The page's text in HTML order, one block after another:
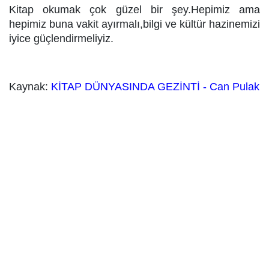
Kitap okumak çok güzel bir şey.Hepimiz ama
hepimiz buna vakit ayırmalı,bilgi ve kültür hazinemizi
iyice güçlendirmeliyiz.
Kaynak: KİTAP DÜNYASINDA GEZİNTİ - Can Pulak